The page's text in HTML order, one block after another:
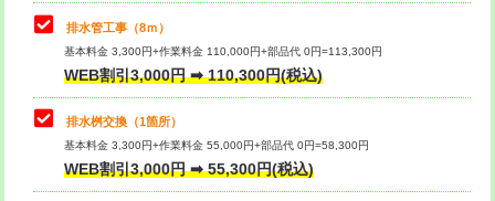
マス交換（深さ50㎝未満）
マス交換（深さ50㎝以上） 66,000円
コンクリート斫り（厚さ10㎝まで）
コンクリート斫り（厚さ10㎝超え）
その他部品の脱着
交換・取付（タンク） 22,000円+材料費
交換・取付(単水栓（壁付・デッキ
式）)
交換・取付(混合水栓（壁付・デッキ
16,500円+材料費
排水管工事（8ｍ）
基本料金 3,300円+作業料金 110,000円+部品代 0円=113,300円
WEB割引3,000円 ➡ 110,300円(税込)
排水桝交換（1箇所）
基本料金 3,300円+作業料金 55,000円+部品代 0円=58,300円
WEB割引3,000円 ➡ 55,300円(税込)